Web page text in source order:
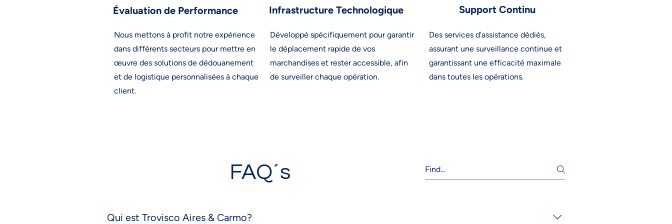
Évaluation de Performance
Infrastructure Technologique
Support Continu
Nous mettons à profit notre expérience
dans différents secteurs pour mettre en
œuvre des solutions de dédouanement
et de logistique personnalisées à chaque
client.
Développé spécifiquement pour garantir
le déplacement rapide de vos
marchandises et rester accessible, afin
de surveiller chaque opération.
Des services d'assistance dédiés,
assurant une surveillance continue et
garantissant une efficacité maximale
dans toutes les opérations.
FAQ´s
Qui est Trovisco Aires & Carmo?